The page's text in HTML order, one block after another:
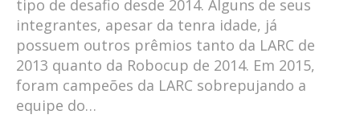
tipo de desafio desde 2014. Alguns de seus
integrantes, apesar da tenra idade, já
possuem outros prêmios tanto da LARC de
2013 quanto da Robocup de 2014. Em 2015,
foram campeões da LARC sobrepujando a
equipe do…